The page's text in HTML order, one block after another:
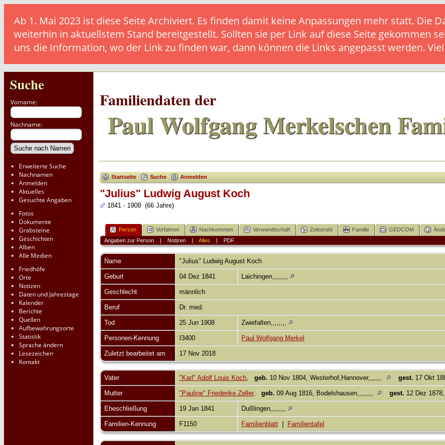
Ab 1. Mai 2023 ist diese Seite Archiviert. Es finden damit keine Anpassungen mehr statt. Die
weiterhin in aktuellstem Stand bereitgestellt. Sollten sie per Link auf diese Seite gekommen
uns die Information, wo der Link zu finden war, dann können die Links angepasst werden.
Suche
Vorname:
Nachname:
Erweiterte Suche
Nachnamen
Anmelden
Aktuelles
Gesuchte Angaben
Fotos
Dokumente
Grabsteine
Geschichten
Alben
Alle Medien
Friedhöfe
Orte
Notizen
Daten und Jahrestage
Kalender
Berichte
Quellen
Aufbewahrungsorte
Statistik
Sprache ändern
Lesezeichen
Kontakt
Familiendaten der
Paul Wolfgang Merkelschen
Startseite Suche Anmelden
"Julius" Ludwig August Koch
1841 - 1908 (66 Jahre)
Person Vorfahren Nachkommen Verwandtschaft Zeitstrahl Familie GEDCOM
Angaben zur Person| Notizen| Alles | PDF
Name "Julius" Ludwig August Koch
Geburt 04 Dez 1841 Laichingen,,,,,,,,
Geschlecht männlich
Beruf Dr. med.
Tod 25 Jun 1908 Zwiefalten,,,,,,,,
Personen-Kennung I3400 Paul Wolfgang Merkel
Zuletzt bearbeitet am 17 Nov 2018
Vater "Karl" Adolf Louis Koch, geb. 10 Nov 1804, Westerhof,Hannover,,,,,,, gest. 17 Okt
Mutter "Pauline" Friederike Zeller, geb. 09 Aug 1816, Bodelshausen,,,,,,,, gest. 12 Dez
Eheschließung 19 Jan 1841 Dußlingen,,,,,,,,
Familien-Kennung F1150 Familienblatt Familientafel